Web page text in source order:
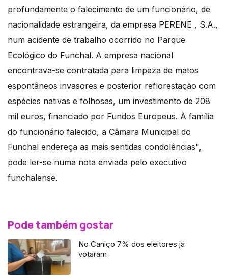
profundamente o falecimento de um funcionário, de
nacionalidade estrangeira, da empresa PERENE , S.A.,
num acidente de trabalho ocorrido no Parque
Ecológico do Funchal. A empresa nacional
encontrava-se contratada para limpeza de matos
espontâneos invasores e posterior reflorestação com
espécies nativas e folhosas, um investimento de 208
mil euros, financiado por Fundos Europeus. À família
do funcionário falecido, a Câmara Municipal do
Funchal endereça as mais sentidas condolências",
pode ler-se numa nota enviada pelo executivo
funchalense.
Pode também gostar
No Caniço 7% dos eleitores já
votaram